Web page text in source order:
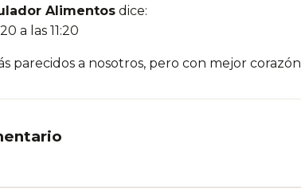
Alimentos dice:
a las 11:20
parecidos a nosotros, pero con mejor corazón